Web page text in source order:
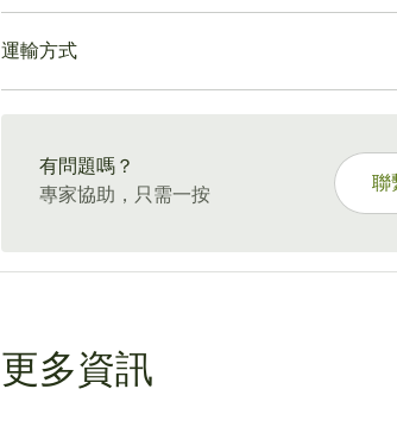
前三分之一產生大量白色的、滾滾的煙霧，並
和巧克力味道的奶油味。中間三分之一的煙霧
是一個不錯的選擇。這種雪茄在你的雪茄盒裡會
雜，所以你把它放在那裡的時間越長，味道就
獨特辛辣的核心並沒有壓倒味蕾，堅果奶油味覆
運輸方式
有問題嗎？
專家協助，只需一按
聯
更多資訊